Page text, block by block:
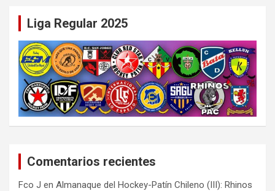
Liga Regular 2025
Comentarios recientes
Fco J en Almanaque del Hockey-Patín Chileno (III): Rhinos